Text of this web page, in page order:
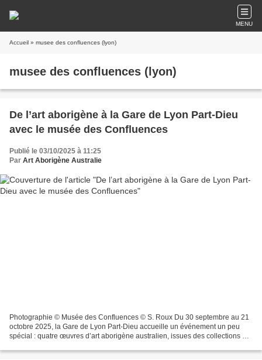
MENU
Accueil » musee des confluences (lyon)
musee des confluences (lyon)
De l’art aborigène à la Gare de Lyon Part-Dieu
avec le musée des Confluences
Publié le 03/10/2025 à 11:25
Par Art Aborigène Australie
Photographie © Musée des Confluences © S. Roux Du 30 septembre au 21
octobre 2025, la Gare de Lyon Part-Dieu accueille un événement un peu
spécial : quatre œuvres d’art aborigène australien, issues des collections du